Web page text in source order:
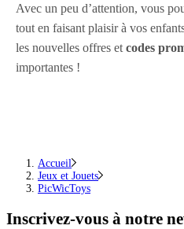
Avec un peu d’attention, vous
tout en faisant plaisir à vos
les nouvelles offres et codes
importantes !
Accueil
Jeux et Jouets
PicWicToys
Inscrivez-vous à notre